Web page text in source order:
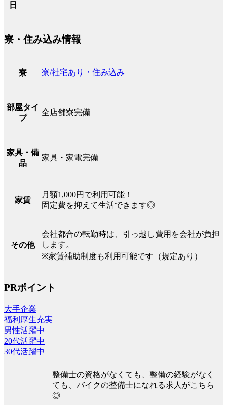
日
寮・住み込み情報
寮 寮/社宅あり・住み込み
部屋タイ
プ
全店舗寮完備
家具・備
品
家具・家電完備
家賃
月額1,000円で利用可能！
固定費を抑えて生活できます◎
その他
会社都合の転勤時は、引っ越し費用を会社が負担
します。
※家賃補助制度も利用可能です（規定あり）
PRポイント
大手企業
福利厚生充実
男性活躍中
20代活躍中
30代活躍中
整備士の資格がなくても、整備の経験がなく
ても、バイクの整備士になれる求人がこちら
◎